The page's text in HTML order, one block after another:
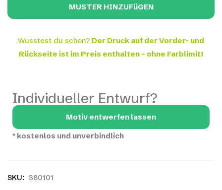
Wusstest du schon? Der Druck auf der Vorder- und
Rückseite ist im Preis enthalten – ohne Farblimit!
Individueller Entwurf?
Motiv entwerfen lassen
* kostenlos und unverbindlich
SKU: 380101